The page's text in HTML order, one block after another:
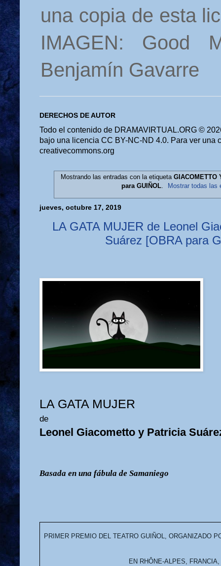
una copia de esta
IMAGEN: Good
Benjamín Gavarre
DERECHOS DE AUTOR
Todo el contenido de DRAMAVIRTUAL.ORG ©
bajo una licencia CC BY-NC-ND 4.0. Para ver una
creativecommons.org
Mostrando las entradas con la etiqueta GIACOMETTO
para GUIÑOL. Mostrar todas las
jueves, octubre 17, 2019
LA GATA MUJER de Leonel
Suárez [OBRA para
LA GATA MUJER
de
Leonel Giacometto y Patricia
Basada en una fábula de Samaniego
PRIMER PREMIO DEL TEATRO GUIÑOL, ORGANIZADO
EN RHÔNE-ALPES, FRANCIA,